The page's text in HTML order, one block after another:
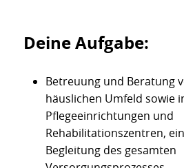
Deine Aufgabe:
Betreuung und Beratung
häuslichen Umfeld sowie
Pflegeeinrichtungen und
Rehabilitationszentren,
Begleitung des gesamten